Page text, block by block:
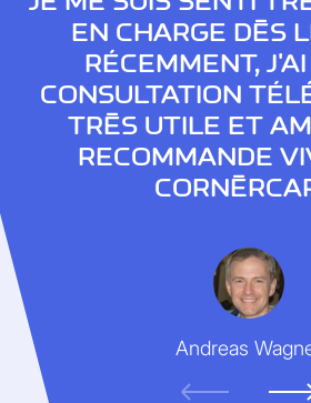
EN CHARGE DÈS
RÉCEMMENT,
CONSULTATION
TRÈS UTILE ET
RECOMMANDE
Andreas